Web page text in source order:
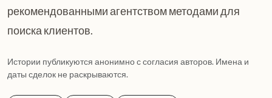
рекомендованными агентством методами для
поиска клиентов.
Истории публикуются анонимно с согласия авторов. Имена и
даты сделок не раскрываются.